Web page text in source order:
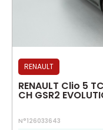
RENAULT
RENAULT Clio 5
CH GSR2
N°126033643